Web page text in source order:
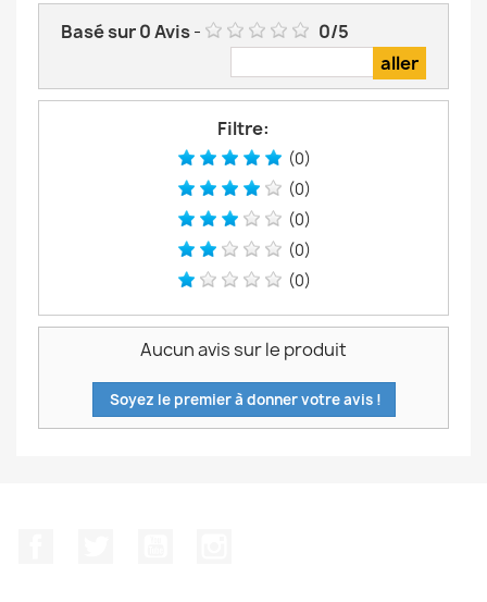
Basé sur0Avis- 0/5
Filtre:
(0)
(0)
(0)
(0)
(0)
Aucun avis sur le produit
Soyez le premier à donner votre avis !